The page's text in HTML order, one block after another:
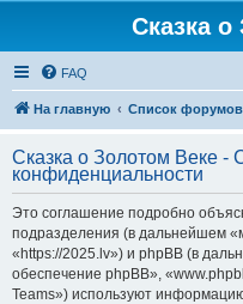
Сказка
FAQ
На главную Список форумов
Сказка о Золотом Веке -
конфиденциальности
Это соглашение подробно
подразделения (в дальнейшем
«https://2025.lv») и phpBB (в
обеспечение phpBB»,
Teams») используют